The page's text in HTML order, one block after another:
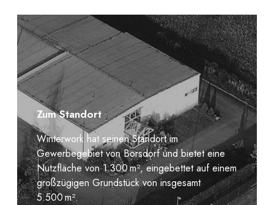
Zum Standort
Winterwork hat seinen Standort im
Gewerbegebiet von Borsdorf und bietet eine
Nutzfläche von 1.300 m², eingebettet auf einem
großzügigen Grundstück von insgesamt
5.500 m².